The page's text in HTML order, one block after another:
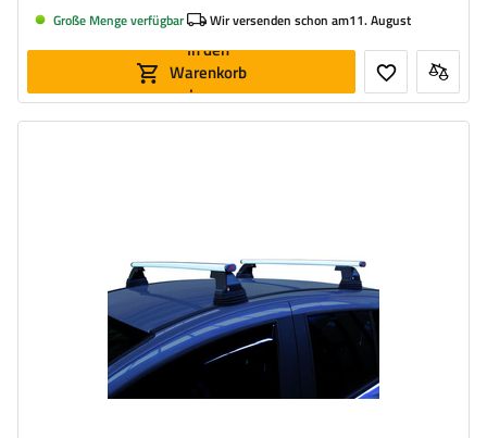
Große Menge verfügbar Wir versenden schon am11. August
In den
Warenkorb
legen